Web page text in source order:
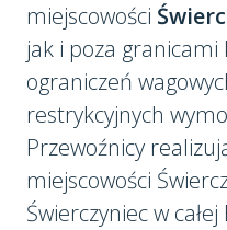
miejscowości
jak i poza
ograniczeń
restrykcyjnych
Przewoźnicy
miejscowości
Świerczyniec w